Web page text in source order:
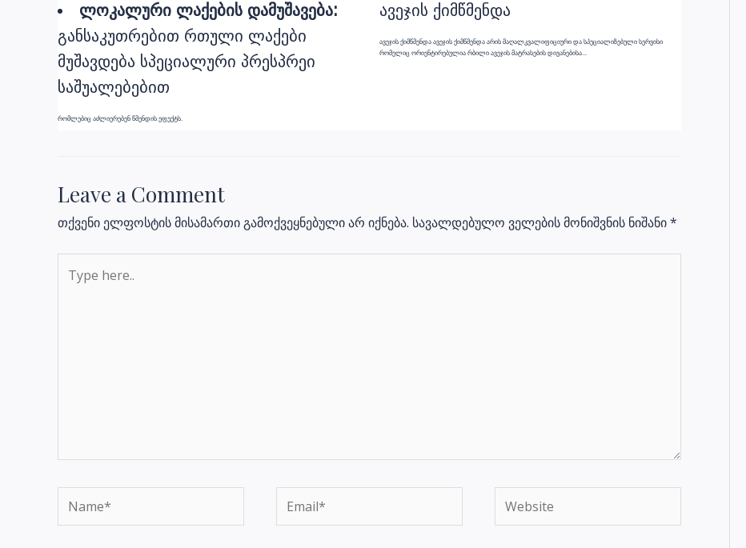
ლოკალური ლაქების დამუშავება:
განსაკუთრებით რთული ლაქები
მუშავდება სპეციალური პრესპრეი
საშუალებებით
რომლებიც აძლიერებენ წმენდის ეფექტს.
ავეჯის ქიმწმენდა
ავეჯის ქიმწმენდა ავეჯის ქიმწმენდა არის მაღალკვალიფიციური და სპეციალიზებული სერვისი
რომელიც ორიენტირებულია რბილი ავეჯის მატრასების დივანებისა…
Leave a Comment
თქვენი ელფოსტის მისამართი გამოქვეყნებული არ იქნება. სავალდებულო ველების მონიშვნის ნიშანი*
here..
Name* Email* Website